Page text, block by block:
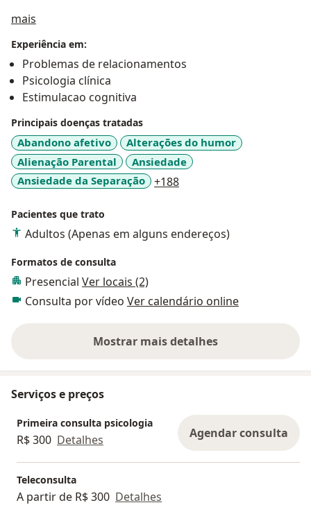
mais
Experiência em:
Problemas de relacionamentos
Psicologia clínica
Estimulacao cognitiva
Principais doenças tratadas
Abandono afetivo
Alterações do humor
Alienação Parental
Ansiedade
Ansiedade da Separação
+188a11y_sr_more_diseases
Pacientes que trato
Adultos (Apenas em alguns endereços)
Formatos de consulta
Presencial Ver locais (2)
Consulta por vídeo Ver calendário online
Mostrar mais detalhes
sobre a experiência
Serviços e preços
Primeira consulta psicologia
R$ 300 Detalhes Agendar consulta
Teleconsulta
A partir de R$ 300 Detalhes